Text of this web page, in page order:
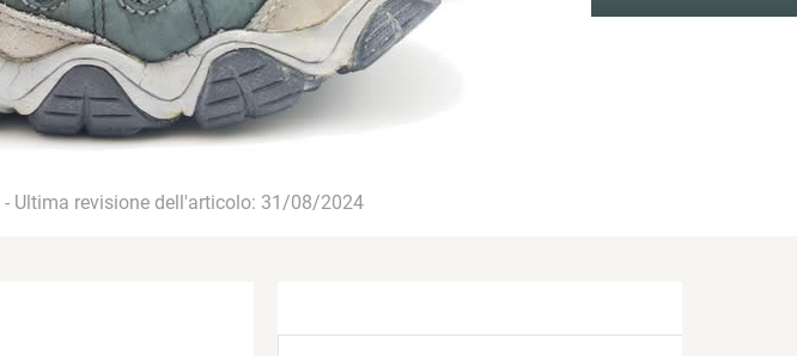
- Ultima revisione dell'articolo: 31/08/2024